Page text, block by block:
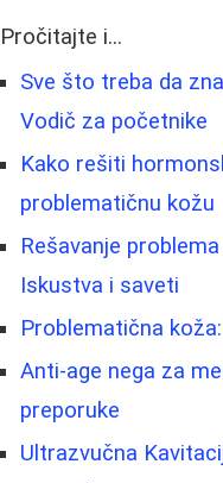
Pročitajte i...
Sve što treba da
Vodič za početnike
Kako rešiti
problematičnu kožu
Rešavanje
Iskustva i saveti
Problematična
Anti-age nega za
preporuke
Ultrazvučna